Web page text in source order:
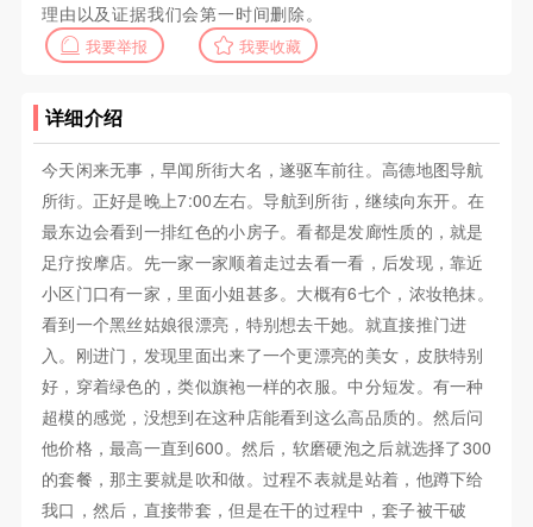
理由以及证据我们会第一时间删除。
我要举报 我要收藏
详细介绍
今天闲来无事，早闻所街大名，遂驱车前往。高德地图导航
所街。正好是晚上7:00左右。导航到所街，继续向东开。在
最东边会看到一排红色的小房子。看都是发廊性质的，就是
足疗按摩店。先一家一家顺着走过去看一看，后发现，靠近
小区门口有一家，里面小姐甚多。大概有6七个，浓妆艳抹。
看到一个黑丝姑娘很漂亮，特别想去干她。就直接推门进
入。刚进门，发现里面出来了一个更漂亮的美女，皮肤特别
好，穿着绿色的，类似旗袍一样的衣服。中分短发。有一种
超模的感觉，没想到在这种店能看到这么高品质的。然后问
他价格，最高一直到600。然后，软磨硬泡之后就选择了300
的套餐，那主要就是吹和做。过程不表就是站着，他蹲下给
我口，然后，直接带套，但是在干的过程中，套子被干破